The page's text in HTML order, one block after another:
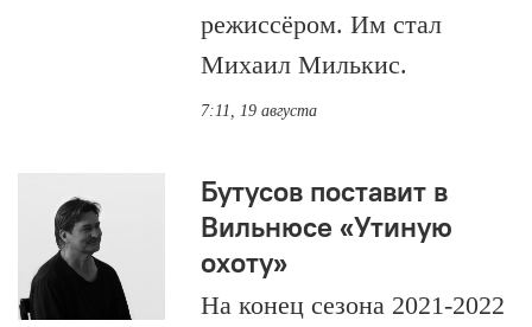
режиссёром. Им стал
Михаил Милькис.
7:11, 19 августа
Бутусов поставит в
Вильнюсе «Утиную
охоту»
На конец сезона 2021-2022